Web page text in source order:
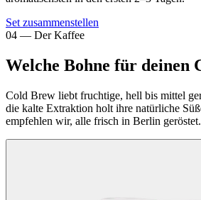
Set zusammenstellen
04 — Der Kaffee
Welche Bohne für deinen
Cold Brew liebt fruchtige, hell bis mittel
die kalte Extraktion holt ihre natürliche
empfehlen wir, alle frisch in Berlin geröstet.